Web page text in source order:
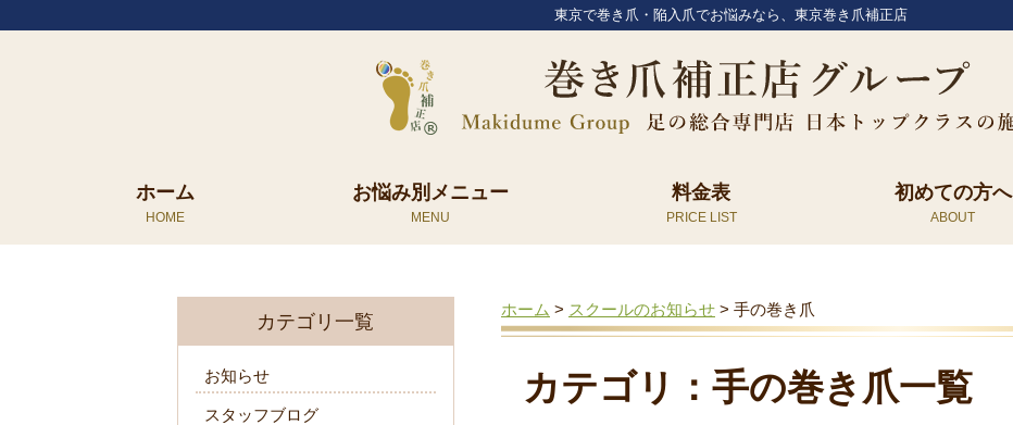
東京で巻き爪・陥入爪でお悩みなら、東京巻き爪補正店
ホーム お悩み別メニュー 料金表 初めての方へ
ホーム > スクールのお知らせ > 手の巻き爪
カテゴリ：手の巻き爪一覧
カテゴリ一覧
お知らせ
スタッフブログ